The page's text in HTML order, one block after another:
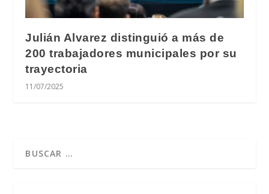
Julián Alvarez distinguió a más de
200 trabajadores municipales por su
trayectoria
11/07/2025